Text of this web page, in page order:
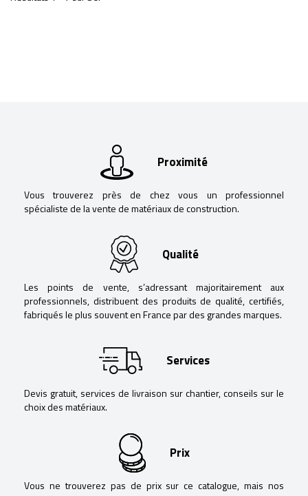
Proximité
Vous trouverez près de chez vous un professionnel
spécialiste de la vente de matériaux de construction.
Qualité
Les points de vente, s’adressant majoritairement aux
professionnels, distribuent des produits de qualité, certifiés,
fabriqués le plus souvent en France par des grandes marques.
Services
Devis gratuit, services de livraison sur chantier, conseils sur le
choix des matériaux.
Prix
Vous ne trouverez pas de prix sur ce catalogue, mais nos